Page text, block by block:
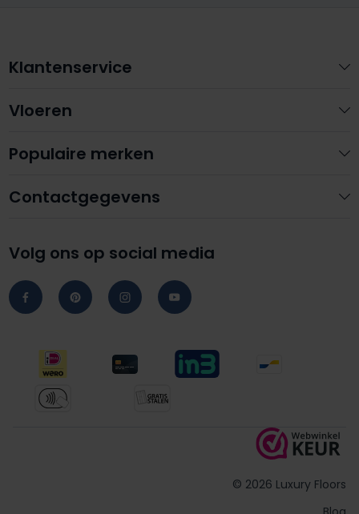
Contactgegevens
Volg ons op social media
Klantenservice
Vloeren
Populaire merken
© 2026 Luxury Floors